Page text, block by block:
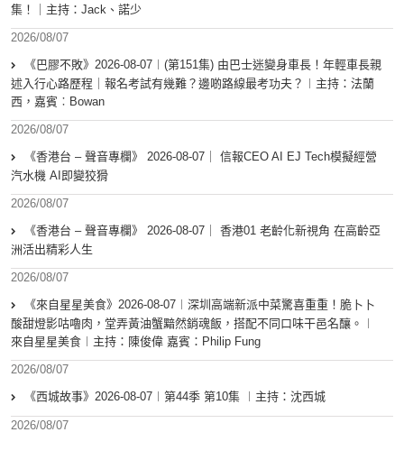
集！｜主持：Jack、諾少
2026/08/07
《巴膠不敗》2026-08-07︱(第151集) 由巴士迷變身車長！年輕車長親
述入行心路歷程｜報名考試有幾難？邊啲路線最考功夫？︱主持：法蘭
西，嘉賓︰Bowan
2026/08/07
《香港台 – 聲音專欄》 2026-08-07｜ 信報CEO AI EJ Tech模擬經營
汽水機 AI即變狡猾
2026/08/07
《香港台 – 聲音專欄》 2026-08-07｜ 香港01 老齡化新視角 在高齡亞
洲活出精彩人生
2026/08/07
《來自星星美食》2026-08-07︱深圳高端新派中菜驚喜重重！脆卜卜
酸甜燈影咕嚕肉，堂弄黃油蟹黯然銷魂飯，搭配不同口味干邑名釀。︱
來自星星美食︱主持：陳俊偉 嘉賓：Philip Fung
2026/08/07
《西城故事》2026-08-07︱第44季 第10集 ︱主持：沈西城
2026/08/07